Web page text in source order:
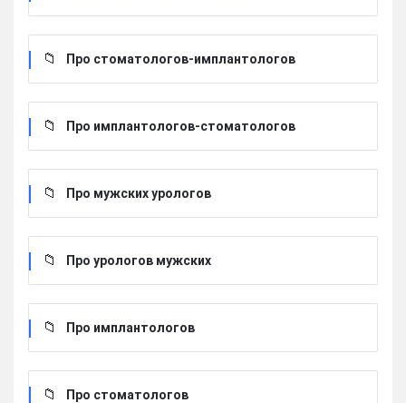
Про стоматологов-имплантологов
Про имплантологов-стоматологов
Про мужских урологов
Про урологов мужских
Про имплантологов
Про стоматологов